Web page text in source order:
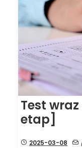
Test
etap]
2025-03-08